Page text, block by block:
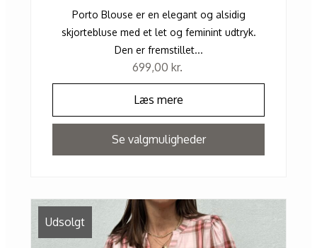
Porto Blouse er en elegant og alsidig
skjortebluse med et let og feminint udtryk.
Den er fremstillet...
699,00 kr.
Læs mere
Se valgmuligheder
Udsolgt